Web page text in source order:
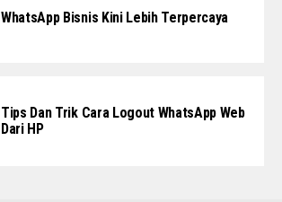
WhatsApp Bisnis Kini Lebih Terpercaya
Tips Dan Trik Cara Logout WhatsApp Web
Dari HP